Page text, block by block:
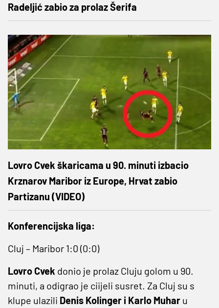
Radeljić zabio za prolaz Šerifa
Lovro Cvek škaricama u 90. minuti izbacio
Krznarov Maribor iz Europe, Hrvat zabio
Partizanu (VIDEO)
Konferencijska liga:
Cluj – Maribor 1:0 (0:0)
Lovro Cvek donio je prolaz Cluju golom u 90.
minuti, a odigrao je ciijeli susret. Za Cluj su s
klupe ulazili Denis Kolinger i Karlo Muhar u